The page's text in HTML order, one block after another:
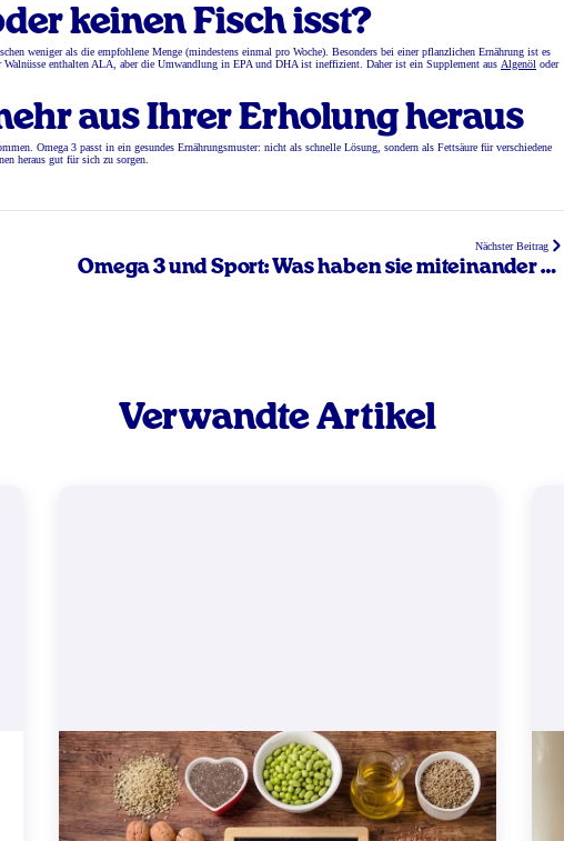
keinen Fisch isst?
weniger als die empfohlene Menge (mindestens einmal pro Woche). Besonders bei einer pflanzlichen Ernährung ist es
enthalten ALA, aber die Umwandlung in EPA und DHA ist ineffizient. Daher ist ein Supplement aus Algenöl oder
aus Ihrer Erholung heraus
Omega 3 passt in ein gesundes Ernährungsmuster: nicht als schnelle Lösung, sondern als Fettsäure für verschiedene
heraus gut für sich zu sorgen.
Nächster Beitrag
Omega 3 und Sport: Was haben sie miteinander zu
Verwandte Artikel